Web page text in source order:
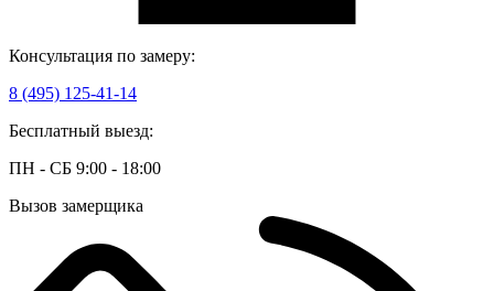
Консультация по замеру:
8 (495) 125-41-14
Бесплатный выезд:
ПН - СБ 9:00 - 18:00
Вызов замерщика